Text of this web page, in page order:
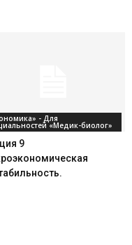
- Для
«Медик-биолог»
9